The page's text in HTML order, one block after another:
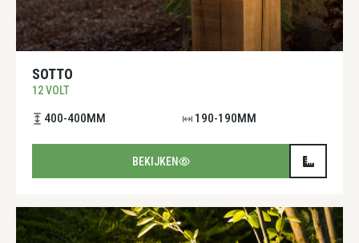
SOTTO
12 VOLT
400-400MM 190-190MM
BEKIJKEN